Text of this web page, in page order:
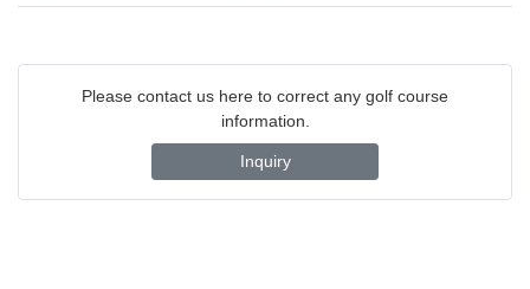
Please contact us here to correct any golf course
information.
Inquiry